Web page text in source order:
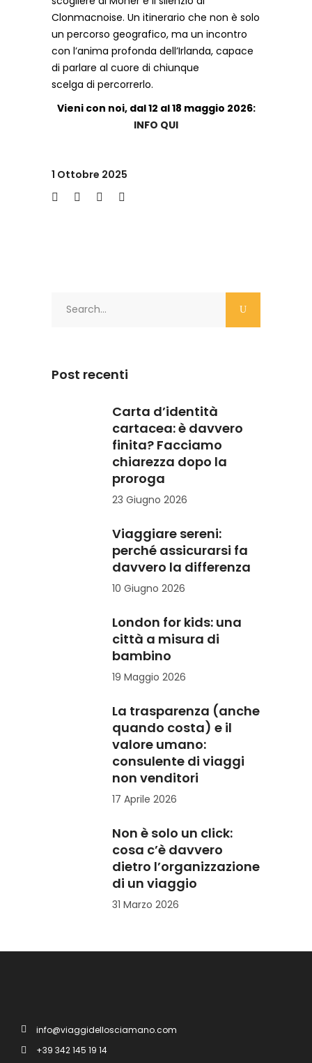
Clonmacnoise. Un itinerario che non è solo
un percorso geografico, ma un incontro
con l’anima profonda dell’Irlanda, capace
di parlare al cuore di chiunque
scelga di percorrerlo.
Vieni con noi, dal 12 al 18 maggio 2026:
INFO QUI
1 Ottobre 2025
Post recenti
Carta d’identità
cartacea: è davvero
finita? Facciamo
chiarezza dopo la
proroga
23 Giugno 2026
Viaggiare sereni:
perché assicurarsi fa
davvero la differenza
10 Giugno 2026
London for kids: una
città a misura di
bambino
19 Maggio 2026
La trasparenza (anche
quando costa) e il
valore umano:
consulente di viaggi
non venditori
17 Aprile 2026
Non è solo un click:
cosa c’è davvero
dietro l’organizzazione
di un viaggio
31 Marzo 2026
info@viaggidellosciamano.com
+39 342 145 19 14